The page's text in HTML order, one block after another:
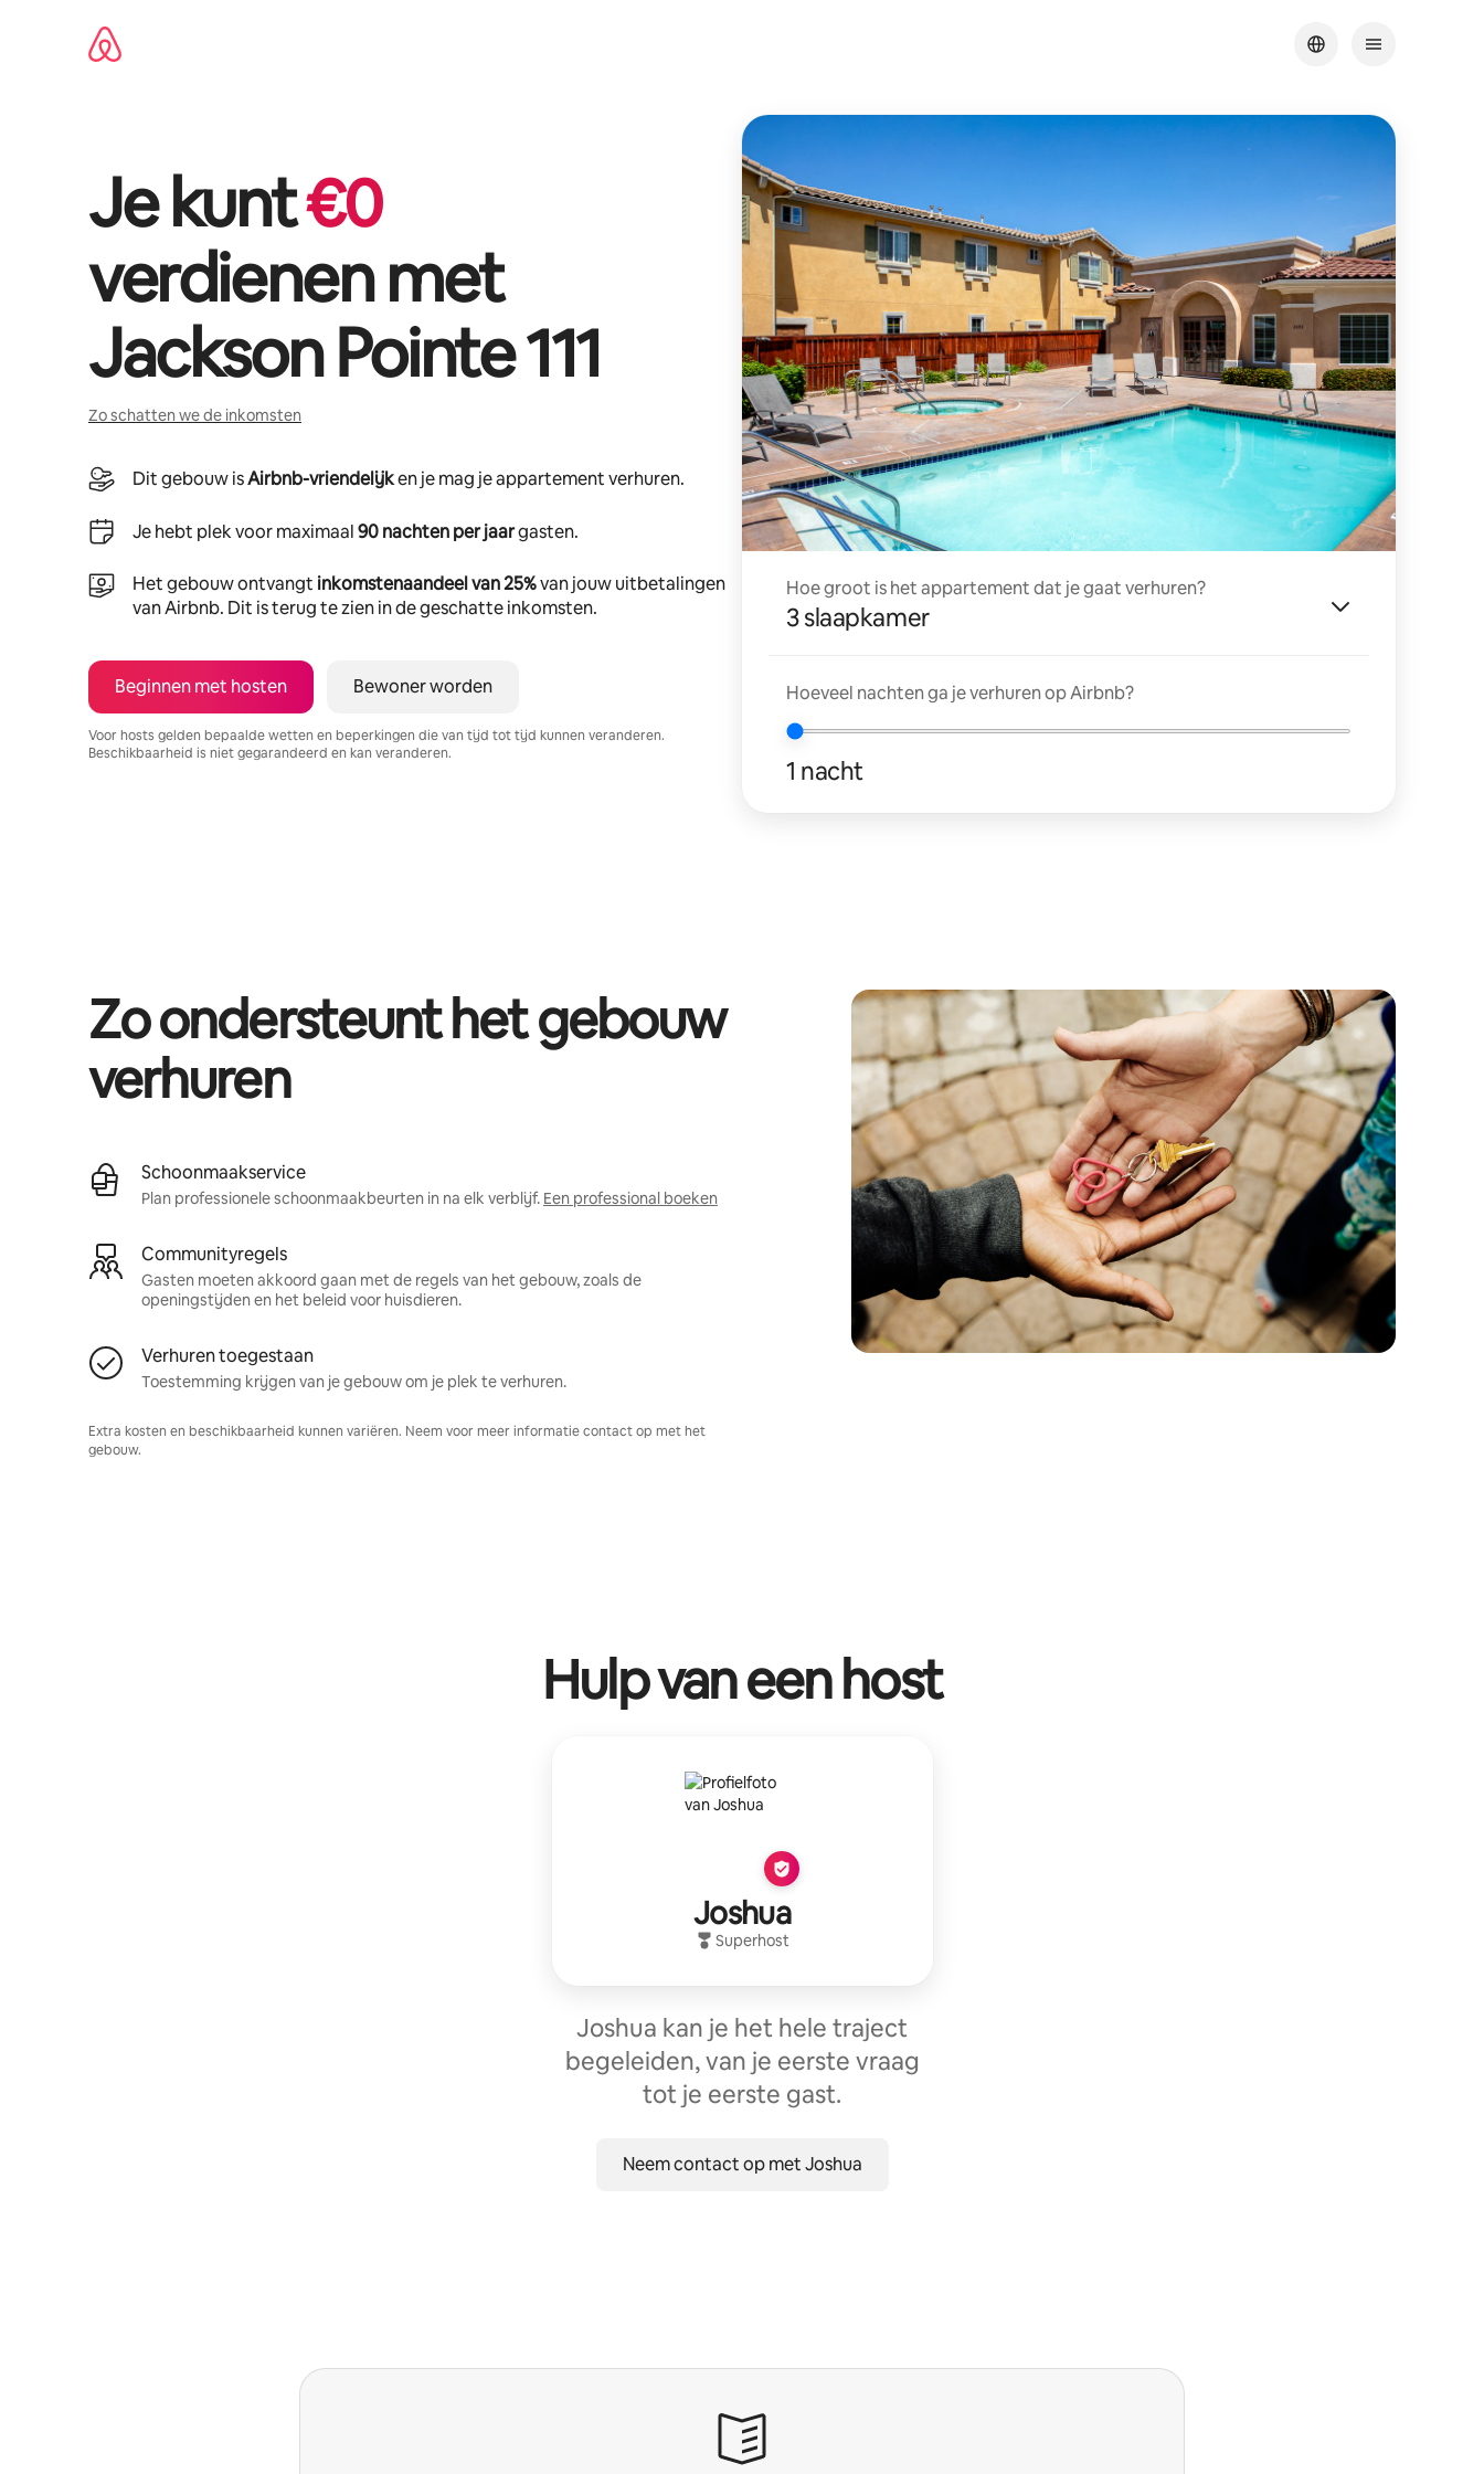
Je kunt€0
verdienen met
Jackson Pointe 111
Zo schatten we de inkomsten
Dit gebouw isAirbnb-vriendelijken je mag je appartement verhuren.
Je hebt plek voor maximaal90 nachten per jaargasten.
Het gebouw ontvangt inkomstenaandeel van 25%van jouw uitbetalingen
van Airbnb. Dit is terug te zien in de geschatte inkomsten.
Beginnen met hosten Bewoner worden
Voor hosts gelden bepaalde wetten en beperkingen die van tijd tot tijd kunnen veranderen.
Beschikbaarheid is niet gegarandeerd en kan veranderen.
Hoe groot is het appartement dat je gaat verhuren?
3 slaapkamer
Hoeveel nachten ga je verhuren op Airbnb?
1 nacht
Zo ondersteunt het gebouw
verhuren
Schoonmaakservice
Plan professionele schoonmaakbeurten in na elk verblijf. Een professional boeken
Communityregels
Gasten moeten akkoord gaan met de regels van het gebouw, zoals de
openingstijden en het beleid voor huisdieren.
Verhuren toegestaan
Toestemming krijgen van je gebouw om je plek te verhuren.
Extra kosten en beschikbaarheid kunnen variëren. Neem voor meer informatie contact op met het
gebouw.
Hulp van een host
Joshua
Superhost
Joshua kan je het hele traject
begeleiden, van je eerste vraag
tot je eerste gast.
Neem contact op met Joshua